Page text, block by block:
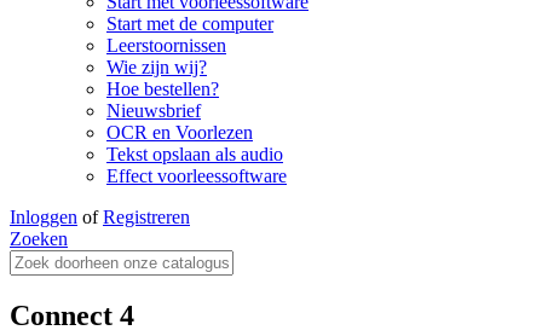
Start met de computer
Leerstoornissen
Wie zijn wij?
Hoe bestellen?
Nieuwsbrief
OCR en Voorlezen
Tekst opslaan als audio
Effect voorleessoftware
Inloggen ofRegistreren
Zoeken
Connect 4